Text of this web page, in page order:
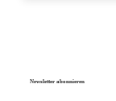
Newsletter abonnieren